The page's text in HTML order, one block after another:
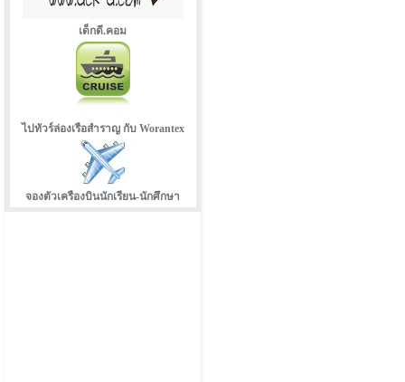
เด็กดี.คอม
ไปทัวร์ล่องเรือสำราญ กับ Worantex
จองตัวเครืองบินนักเรียน-นักศึกษา